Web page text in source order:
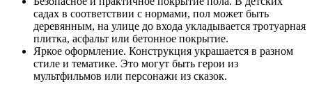
садах в соответствии с нормами, пол может быть
деревянным, на улице до входа укладывается тротуарная
плитка, асфальт или бетонное покрытие.
Яркое оформление. Конструкция украшается в разном
стиле и тематике. Это могут быть герои из
мультфильмов или персонажи из сказок.